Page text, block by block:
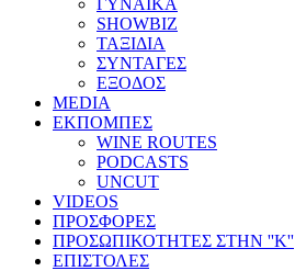
ΓΥΝΑΙΚΑ
SHOWBIZ
ΤΑΞΙΔΙΑ
ΣΥΝΤΑΓΕΣ
ΕΞΟΔΟΣ
MEDIA
ΕΚΠΟΜΠΕΣ
WINE ROUTES
PODCASTS
UNCUT
VIDEOS
ΠΡΟΣΦΟΡΕΣ
ΠΡΟΣΩΠΙΚΟΤΗΤΕΣ ΣΤΗΝ ''Κ''
ΕΠΙΣΤΟΛΕΣ